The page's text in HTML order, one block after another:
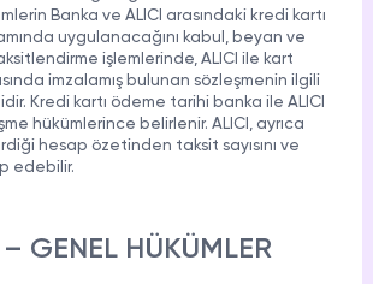
Banka ve ALICI arasındaki kredi kartı
uygulanacağını kabul, beyan ve
işlemlerinde, ALICI ile kart
imzalamış bulunan sözleşmenin ilgili
Kredi kartı ödeme tarihi banka ile ALICI
hükümlerince belirlenir. ALICI, ayrıca
hesap özetinden taksit sayısını ve
edebilir.
GENEL HÜKÜMLER